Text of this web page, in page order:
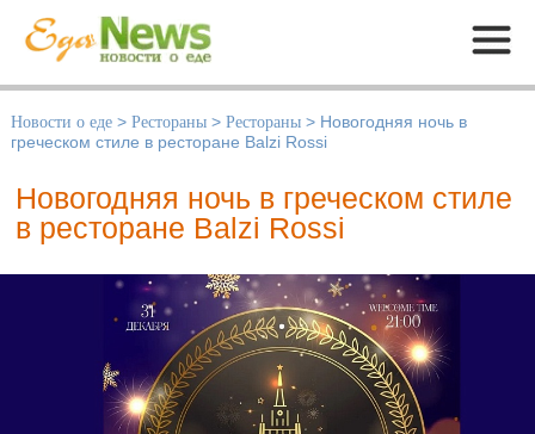
Меню
Новости о еде > Рестораны > Рестораны > Новогодняя ночь в
греческом стиле в ресторане Balzi Rossi
Новогодняя ночь в греческом стиле
в ресторане Balzi Rossi